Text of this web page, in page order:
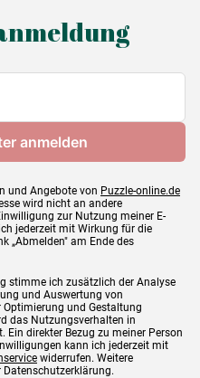
und Angebote von Puzzle-online.de
wird nicht an andere
zur Nutzung meiner E-
jederzeit mit Wirkung für die
„Abmelden" am Ende des
stimme ich zusätzlich der Analyse
und Auswertung von
und Gestaltung
das Nutzungsverhalten in
direkter Bezug zu meiner Person
kann ich jederzeit mit
widerrufen. Weitere
Datenschutzerklärung.